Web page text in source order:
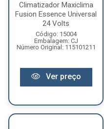
Climatizador Maxiclima
Fusion Essence Universal
24 Volts
Código: 15004
Embalagem: CJ
Número Original: 115101211
Ver preço